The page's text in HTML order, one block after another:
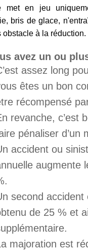
met en jeu
bris de glace,
obstacle à la réduction.
avez un ou
assez long
êtes un bon
récompensé
revanche, c’est
pénaliser d’un
accident ou
augmente
second
de 25 % et
majoration est